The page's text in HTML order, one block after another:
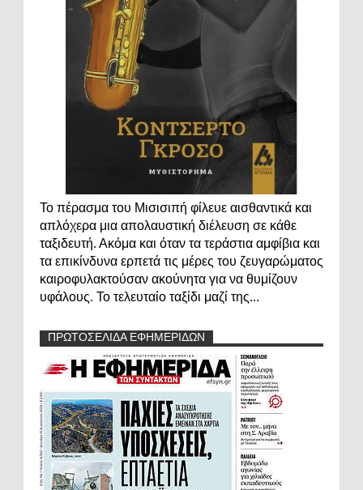
Το πέρασμα του Μισισιπή φίλευε αισθαντικά και
απλόχερα μια απολαυστική διέλευση σε κάθε
ταξιδευτή. Ακόμα και όταν τα τεράστια αμφίβια και
τα επικίνδυνα ερπετά τις μέρες του ζευγαρώματος
καιροφυλακτούσαν ακούνητα για να θυμίζουν
υφάλους. Το τελευταίο ταξίδι μαζί της...
ΠΡΩΤΟΣΕΛΙΔΑ ΕΦΗΜΕΡΙΔΩΝ